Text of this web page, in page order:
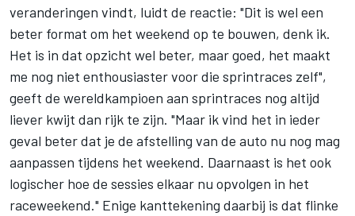
veranderingen vindt, luidt de reactie: "Dit is wel een
beter format om het weekend op te bouwen, denk ik.
Het is in dat opzicht wel beter, maar goed, het maakt
me nog niet enthousiaster voor die sprintraces zelf",
geeft de wereldkampioen aan sprintraces nog altijd
liever kwijt dan rijk te zijn. "Maar ik vind het in ieder
geval beter dat je de afstelling van de auto nu nog mag
aanpassen tijdens het weekend. Daarnaast is het ook
logischer hoe de sessies elkaar nu opvolgen in het
raceweekend." Enige kanttekening daarbij is dat flinke